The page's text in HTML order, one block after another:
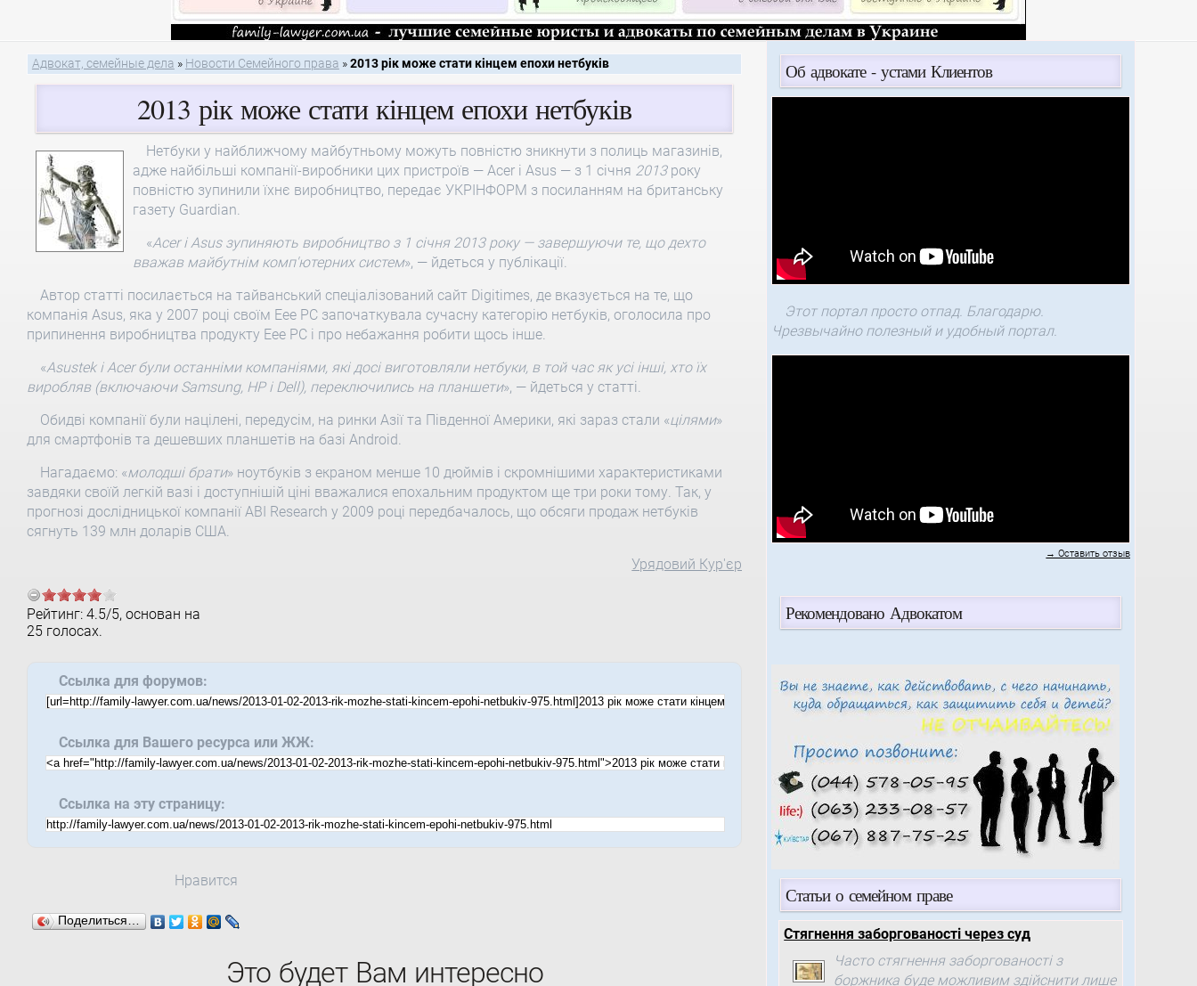
Адвокат, семейные дела » Новости Семейного права »2013 рік може стати кінцем епохи нетбуків
2013 рік може стати кінцем епохи нетбуків
Нетбуки у найближчому майбутньому можуть повністю зникнути з полиць магазинів,
адже найбільші компанії-виробники цих пристроїв — Acer і Asus — з 1 січня 2013року
повністю зупинили їхнє виробництво, передає УКРІНФОРМ з посиланням на британську
газету Guardian.
«Acer і Asus зупиняють виробництво з 1 січня 2013року — завершуючи те, що дехто
вважав майбутнім комп'ютерних систем», — йдеться у публікації.
Автор статті посилається на тайванський спеціалізований сайт Digitimes, де вказується на те, що
компанія Asus, яка у 2007 році своїм Eee PC започаткувала сучасну категорію нетбуків, оголосила про
припинення виробництва продукту Eee PC і про небажання робити щось інше.
«Asustek і Acer були останніми компаніями, які досі виготовляли нетбуки, в той час як усі інші, хто їх
виробляв (включаючи Samsung, HP і Dell), переключились на планшети», — йдеться у статті.
Обидві компанії були націлені, передусім, на ринки Азії та Південної Америки, які зараз стали «цілями»
для смартфонів та дешевших планшетів на базі Android.
Нагадаємо: «молодші брати» ноутбуків з екраном менше 10 дюймів і скромнішими характеристиками
завдяки своїй легкій вазі і доступнішій ціні вважалися епохальним продуктом ще три роки тому. Так, у
прогнозі дослідницької компанії ABI Research у 2009 році передбачалось, що обсяги продаж нетбуків
сягнуть 139 млн доларів США.
Урядовий Кур'єр
Рейтинг: 4.5/5, основан на
25голосах.
Ссылка для форумов:
Ссылка для Вашего ресурса или ЖЖ:
Ссылка на эту страницу:
Нравится
Поделиться…
Это будет Вам интересно
Об адвокате - устами Клиентов
Этот портал просто отпад. Благодарю.
Чрезвычайно полезный и удобный портал.
→ Оставить отзыв
Рекомендовано Адвокатом
Статьи о семейном праве
Стягнення заборгованості через суд
Часто стягнення заборгованості з
боржника буде можливим здійснити лише